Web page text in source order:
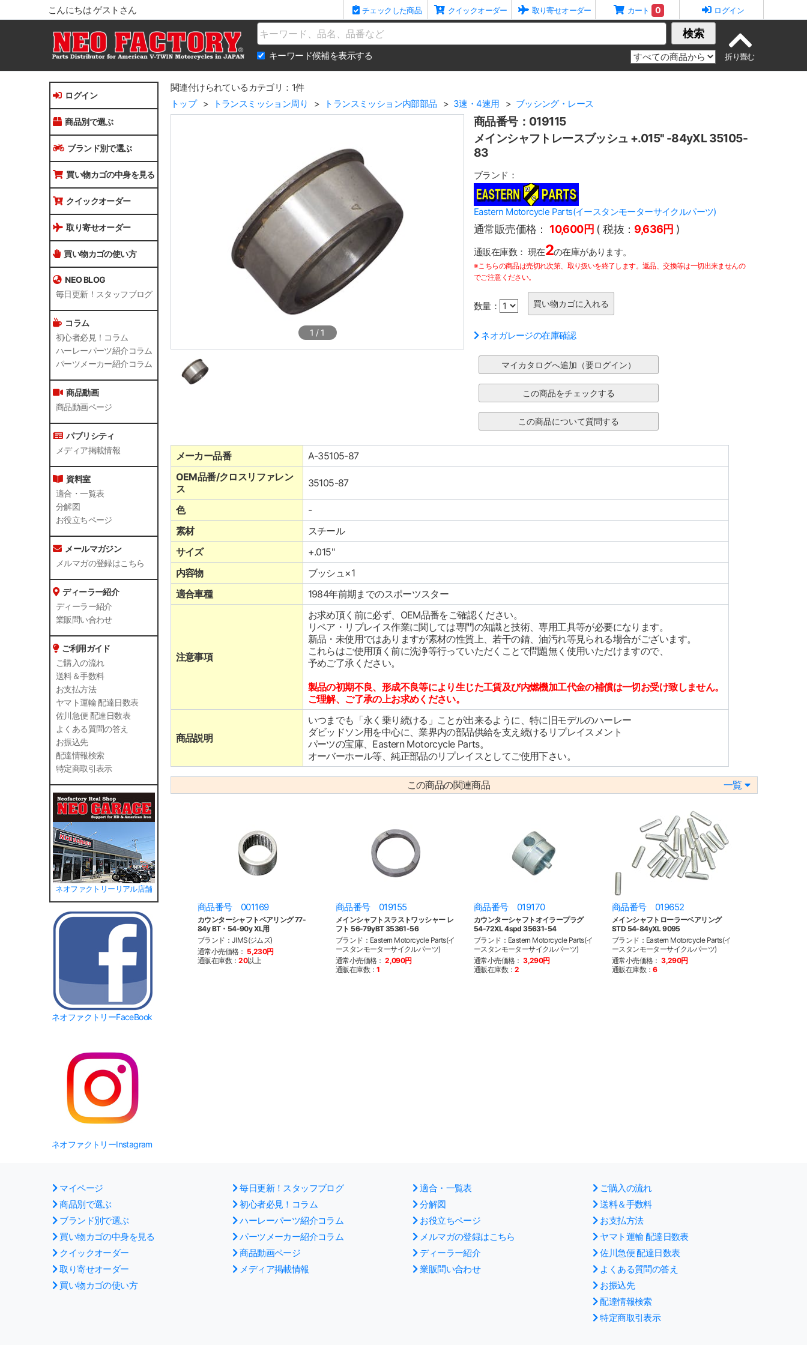
こんにちは ゲストさん チェックした商品 クイックオーダー 取り寄せオーダー カート 0 ログイン
Name 検索
キーワード候補を表示する
ログイン
商品別で選ぶ
ブランド別で選ぶ
買い物カゴの中身を見る
クイックオーダー
取り寄せオーダー
買い物カゴの使い方
NEO BLOG
毎日更新！スタッフブログ
コラム
初心者必見！コラム
ハーレーパーツ紹介コラム
パーツメーカー紹介コラム
商品動画
商品動画ページ
パブリシティ
メディア掲載情報
資料室
適合・一覧表
分解図
お役立ちページ
メールマガジン
メルマガの登録はこちら
ディーラー紹介
ディーラー紹介
業販問い合わせ
ご利用ガイド
ご購入の流れ
送料＆手数料
お支払方法
ヤマト運輸 配達日数表
佐川急便 配達日数表
よくある質問の答え
お振込先
配達情報検索
特定商取引表示
ネオファクトリーリアル店舗
ネオファクトリーFaceBook
ネオファクトリーInstagram
関連付けられているカテゴリ：1件
トップ
トランスミッション周り トランスミッション内部部品 3速・4速用 ブッシング・レース
1 / 1
商品番号：019115
メインシャフトレースブッシュ +.015" -84yXL 35105-
83
ブランド：
Eastern Motorcycle Parts(イースタンモーターサイクルパーツ)
通常販売価格： 10,600円 ( 税抜： 9,636円 )
通販在庫数： 現在2の在庫があります。
※こちらの商品は売切れ次第、取り扱いを終了します。返品、交換等は一切出来ませんの
でご注意ください。
数量：
ネオガレージの在庫確認
メーカー品番
A-35105-87
OEM品番/クロスリファレン
ス
35105-87
色
-
素材
スチール
サイズ
+.015"
内容物
ブッシュ×1
適合車種
1984年前期までのスポーツスター
注意事項
お求め頂く前に必ず、OEM品番をご確認ください。
リペア・リプレイス作業に関しては専門の知識と技術、専用工具等が必要になります。
新品・未使用ではありますが素材の性質上、若干の錆、油汚れ等見られる場合がございます。
これらはご使用頂く前に洗浄等行っていただくことで問題無く使用いただけますので、
予めご了承ください。
製品の初期不良、形成不良等により生じた工賃及び内燃機加工代金の補償は一切お受け致しません。
ご理解、ご了承の上お求めください。
商品説明
いつまでも「永く乗り続ける」ことが出来るように、特に旧モデルのハーレー
ダビッドソン用を中心に、業界内の部品供給を支え続けるリプレイスメント
パーツの宝庫、Eastern Motorcycle Parts。
オーバーホール等、純正部品のリプレイスとしてご使用下さい。
この商品の関連商品 一覧
商品番号 001169
カウンターシャフトベアリング 77-
84y BT・54-90y XL用
ブランド：JIMS(ジムズ)
通常小売価格： 5,230円
通販在庫数：20以上
商品番号 019155
メインシャフトスラストワッシャー レ
フト 56-79yBT 35361-56
ブランド：Eastern Motorcycle Parts(イ
ースタンモーターサイクルパーツ)
通常小売価格： 2,090円
通販在庫数：1
商品番号 019170
カウンターシャフトオイラープラグ
54-72XL 4spd 35631-54
ブランド：Eastern Motorcycle Parts(イ
ースタンモーターサイクルパーツ)
通常小売価格： 3,290円
通販在庫数：2
商品番号 019652
メインシャフトローラーベアリング
STD 54-84yXL 9095
ブランド：Eastern Motorcycle Parts(イ
ースタンモーターサイクルパーツ)
通常小売価格： 3,290円
通販在庫数：6
マイページ
商品別で選ぶ
ブランド別で選ぶ
買い物カゴの中身を見る
クイックオーダー
取り寄せオーダー
買い物カゴの使い方
毎日更新！スタッフブログ
初心者必見！コラム
ハーレーパーツ紹介コラム
パーツメーカー紹介コラム
商品動画ページ
メディア掲載情報
適合・一覧表
分解図
お役立ちページ
メルマガの登録はこちら
ディーラー紹介
業販問い合わせ
ご購入の流れ
送料＆手数料
お支払方法
ヤマト運輸 配達日数表
佐川急便 配達日数表
よくある質問の答え
お振込先
配達情報検索
特定商取引表示